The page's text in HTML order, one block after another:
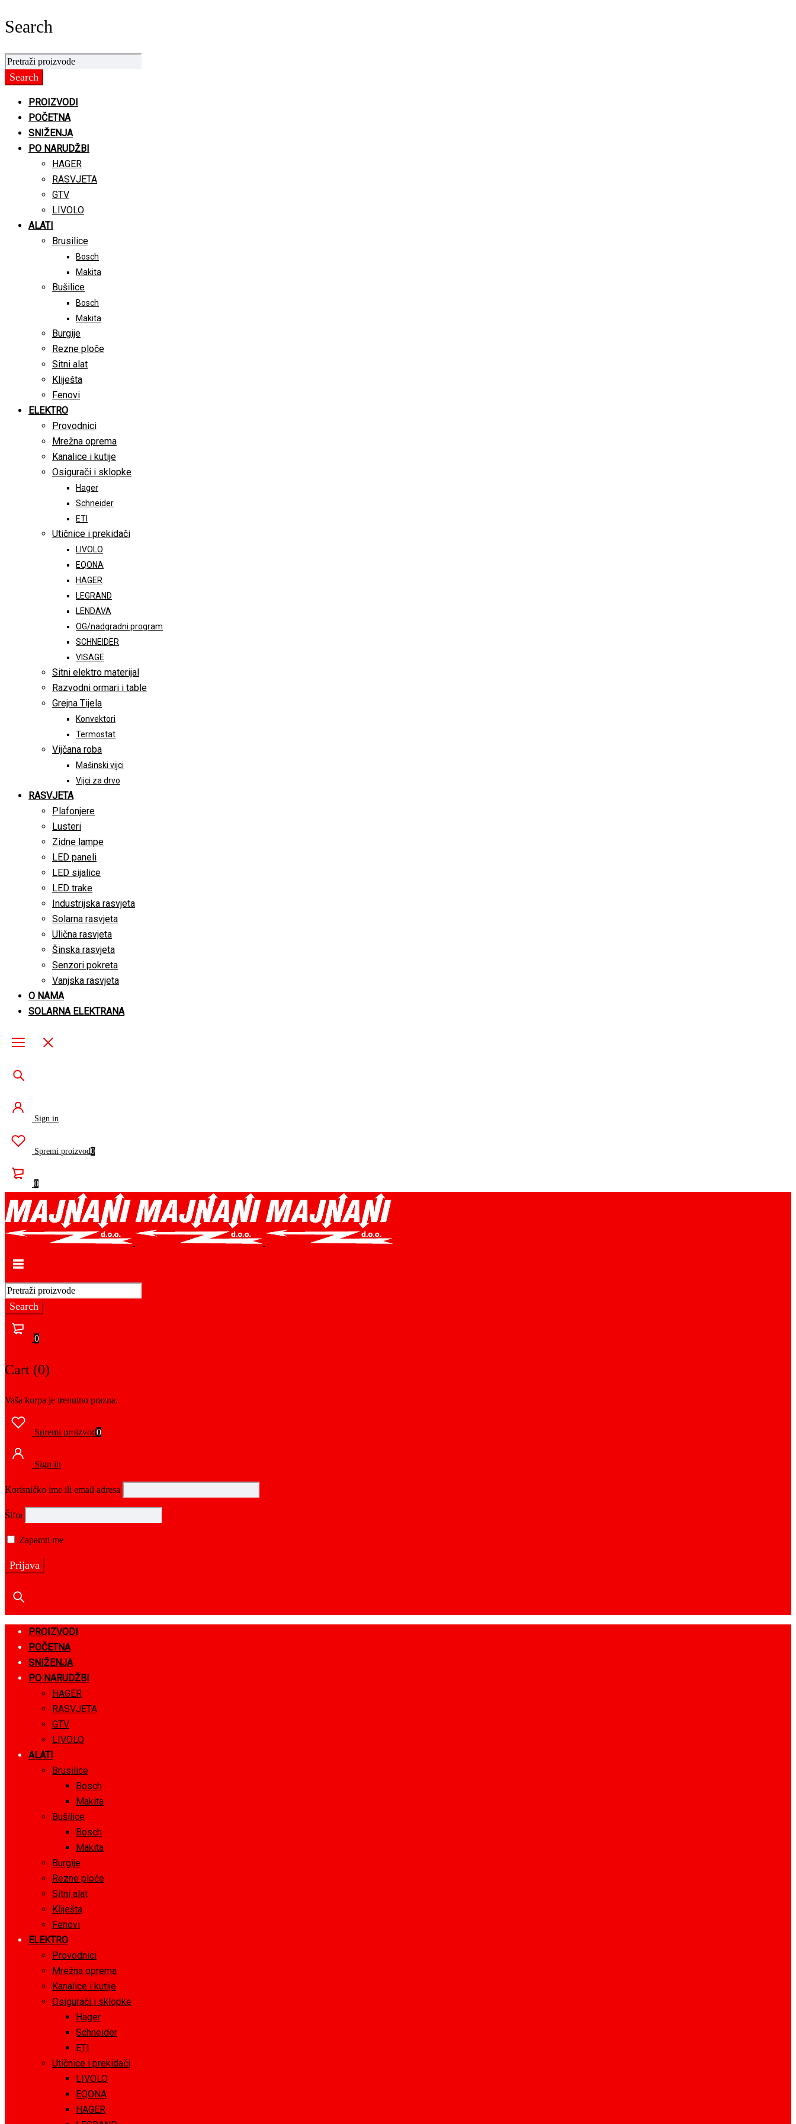
Search
PROIZVODI
POČETNA
SNIŽENJA
PO NARUDŽBI
HAGER
RASVJETA
GTV
LIVOLO
ALATI
Brusilice
Bosch
Makita
Bušilice
Bosch
Makita
Burgije
Rezne ploče
Sitni alat
Kliješta
Fenovi
ELEKTRO
Provodnici
Mrežna oprema
Kanalice i kutije
Osigurači i sklopke
Hager
Schneider
ETI
Utičnice i prekidači
LIVOLO
EQONA
HAGER
LEGRAND
LENDAVA
OG/nadgradni program
SCHNEIDER
VISAGE
Sitni elektro materijal
Razvodni ormari i table
Grejna Tijela
Konvektori
Termostat
Vijčana roba
Mašinski vijci
Vijci za drvo
RASVJETA
Plafonjere
Lusteri
Zidne lampe
LED paneli
LED sijalice
LED trake
Industrijska rasvjeta
Solarna rasvjeta
Ulična rasvjeta
Šinska rasvjeta
Senzori pokreta
Vanjska rasvjeta
O NAMA
SOLARNA ELEKTRANA
Sign in
Spremi proizvod0
0
0
Cart (0)
Vaša korpa je trenutno prazna.
Spremi proizvod0
Sign in
Korisničko ime ili email adresa
Šifra
Zapamti me
PROIZVODI
POČETNA
SNIŽENJA
PO NARUDŽBI
HAGER
RASVJETA
GTV
LIVOLO
ALATI
Brusilice
Bosch
Makita
Bušilice
Bosch
Makita
Burgije
Rezne ploče
Sitni alat
Kliješta
Fenovi
ELEKTRO
Provodnici
Mrežna oprema
Kanalice i kutije
Osigurači i sklopke
Hager
Schneider
ETI
Utičnice i prekidači
LIVOLO
EQONA
HAGER